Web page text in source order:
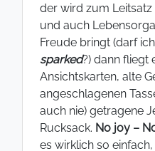
der wird zum
und auch
Freude bringt (darf
sparked?) dann fliegt
Ansichtskarten, alte
angeschlagenen
auch nie) getragene
Rucksack. No joy –
es wirklich so